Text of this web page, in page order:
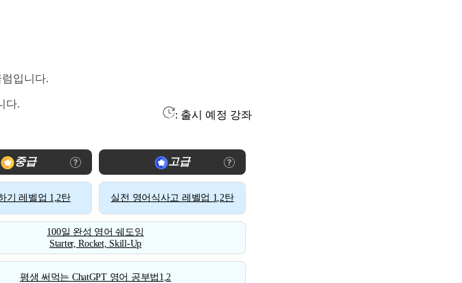
입니다.
다.
: 출시 예정 강좌
중급 고급
기 레벨업 1,2탄 실전 영어식사고 레벨업 1,2탄
100일 완성 영어 쉐도잉
Starter, Rocket, Skill-Up
평생 써먹는 ChatGPT 영어 공부법1,2